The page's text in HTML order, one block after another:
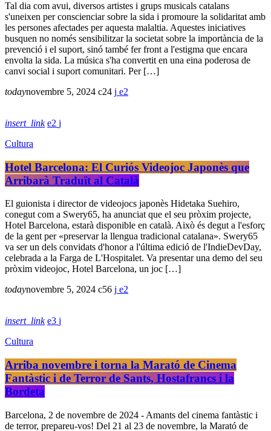
Tal dia com avui, diversos artistes i grups musicals catalans
s'uneixen per conscienciar sobre la sida i promoure la solidaritat amb
les persones afectades per aquesta malaltia. Aquestes iniciatives
busquen no només sensibilitzar la societat sobre la importància de la
prevenció i el suport, sinó també fer front a l'estigma que encara
envolta la sida. La música s'ha convertit en una eina poderosa de
canvi social i suport comunitari. Per […]
todaynovembre 5, 2024 24 2
insert_link
2
Cultura
Hotel Barcelona: El Curiós Videojoc Japonès que
Arribarà Traduït al Català
El guionista i director de videojocs japonès Hidetaka Suehiro,
conegut com a Swery65, ha anunciat que el seu pròxim projecte,
Hotel Barcelona, estarà disponible en català. Això és degut a l'esforç
de la gent per «preservar la llengua tradicional catalana». Swery65
va ser un dels convidats d'honor a l'última edició de l'IndieDevDay,
celebrada a la Farga de L'Hospitalet. Va presentar una demo del seu
pròxim videojoc, Hotel Barcelona, un joc […]
todaynovembre 5, 2024 56 2
insert_link
3
Cultura
Arriba novembre i torna la Marató de Cinema
Fantàstic i de Terror de Sants, Hostafrancs i la
Bordeta
Barcelona, 2 de novembre de 2024 - Amants del cinema fantàstic i
de terror, prepareu-vos! Del 21 al 23 de novembre, la Marató de